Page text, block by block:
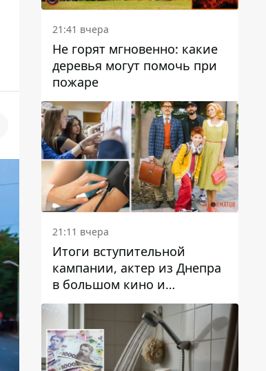
21:41 вчера
Не горят мгновенно: какие
деревья могут помочь при
пожаре
21:11 вчера
Итоги вступительной
кампании, актер из Днепра
в большом кино и
полезные советы от
Информатора: топ хороших
новостей недели